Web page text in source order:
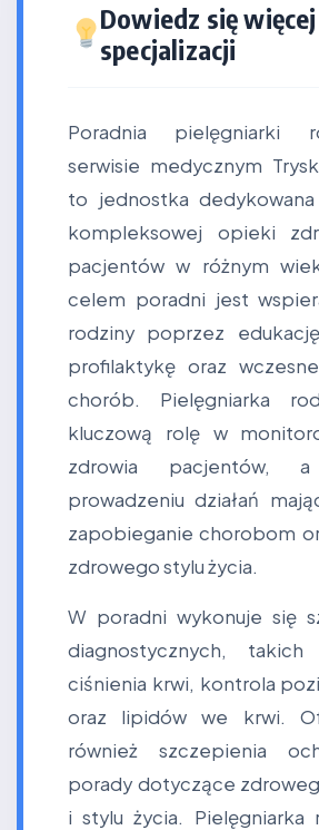
Dowiedz się
specjalizacji
Poradnia pielęgniarki
serwisie medycznym
to jednostka dedykowana
kompleksowej opieki
pacjentów w różnym
celem poradni jest
rodziny poprzez
profilaktykę oraz
chorób. Pielęgniarka
kluczową rolę w
zdrowia pacjentów,
prowadzeniu działań
zapobieganie chorobom
zdrowego stylu życia.
W poradni wykonuje się
diagnostycznych,
ciśnienia krwi, kontrola
oraz lipidów we krwi.
również szczepienia
porady dotyczące
i stylu życia. Pielęgniarka